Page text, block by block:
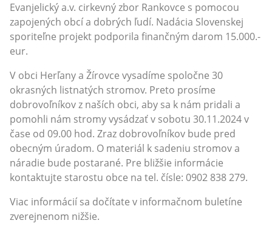
Evanjelický a.v. cirkevný zbor Rankovce s pomocou
zapojených obcí a dobrých ľudí. Nadácia Slovenskej
sporiteľne projekt podporila finančným darom 15.000.-
eur.
V obci Herľany a Žírovce vysadíme spoločne 30
okrasných listnatých stromov. Preto prosíme
dobrovoľníkov z naších obci, aby sa k nám pridali a
pomohli nám stromy vysádzať v sobotu 30.11.2024 v
čase od 09.00 hod. Zraz dobrovoľníkov bude pred
obecným úradom. O materiál k sadeniu stromov a
náradie bude postarané. Pre bližšie informácie
kontaktujte starostu obce na tel. čísle: 0902 838 279.
Viac informácií sa dočítate v informačnom buletíne
zverejnenom nižšie.